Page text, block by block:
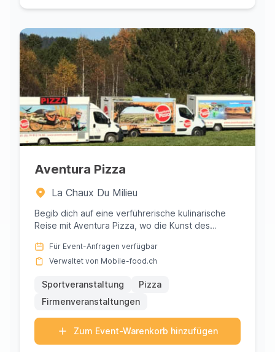
Aventura Pizza
La Chaux Du Milieu
Begib dich auf eine verführerische kulinarische
Reise mit Aventura Pizza, wo die Kunst des
Für Event-Anfragen verfügbar
Verwaltet von Mobile-food.ch
Sportveranstaltung
Pizza
Firmenveranstaltungen
Zum Event-Warenkorb hinzufügen